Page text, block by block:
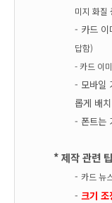
미지 화질
- 카드 이
답함)
- 카드 이
- 모바일
롭게 배치
- 폰트는
* 제작 관련 팁
- 카드 뉴
- 크기